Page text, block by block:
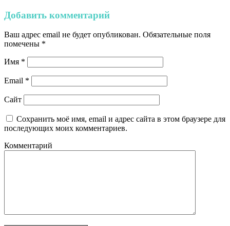
Добавить комментарий
Ваш адрес email не будет опубликован. Обязательные поля
помечены *
Имя *
Email *
Сайт
Сохранить моё имя, email и адрес сайта в этом браузере для
последующих моих комментариев.
Комментарий